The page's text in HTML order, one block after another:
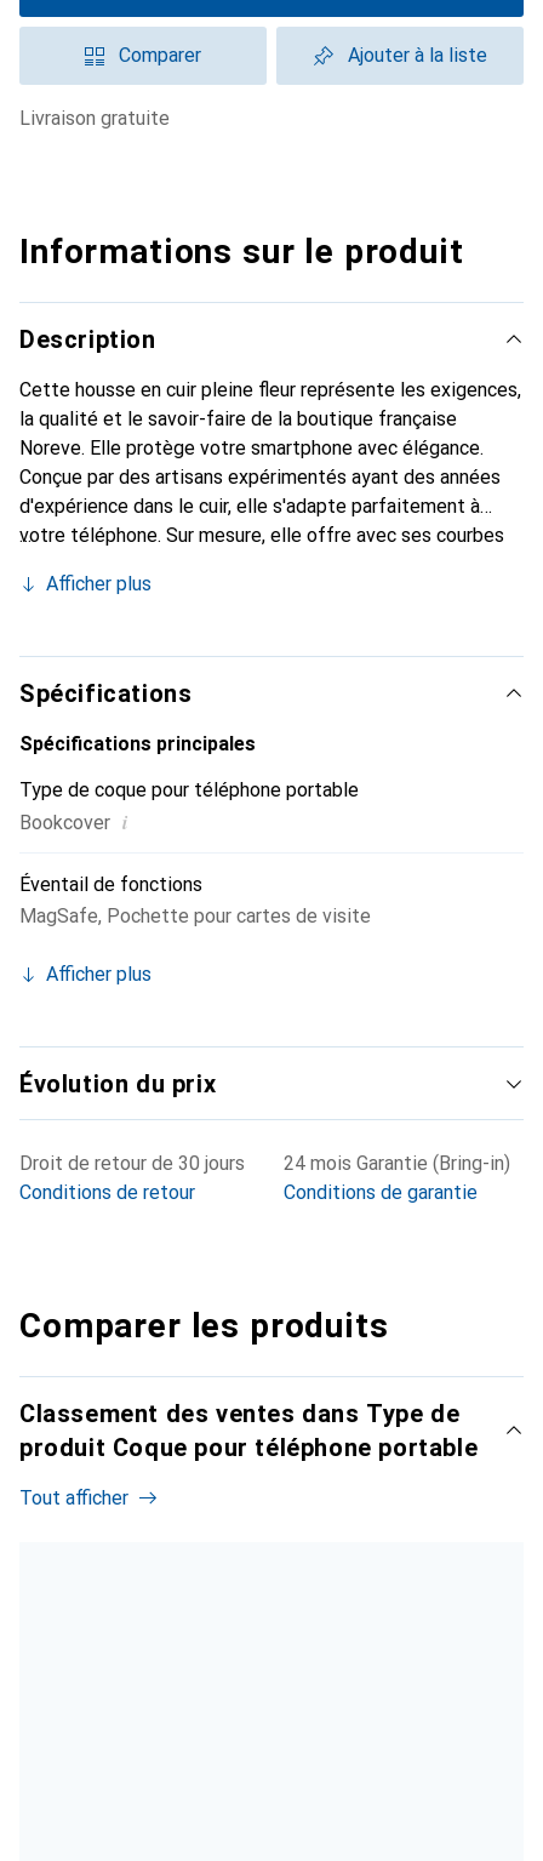
Comparer Ajouter à la liste
livraison gratuite
Informations sur le produit
Description
Cette housse en cuir pleine fleur représente les exigences,
la qualité et le savoir-faire de la boutique française
Noreve. Elle protège votre smartphone avec élégance.
Conçue par des artisans expérimentés ayant des années
d'expérience dans le cuir, elle s'adapte parfaitement à
votre téléphone. Sur mesure, elle offre avec ses courbes
accessoire chic et indispensable pour votre smartphone.
qualité, la marque Noreve est un choix fiable pour une
clientèle exigeante.
Afficher plus
Spécifications
Spécifications principales
Type de coque pour téléphone portable
Bookcover i
Éventail de fonctions
MagSafe, Pochette pour cartes de visite
Afficher plus
Évolution du prix
Droit de retour de 30 jours
Conditions de retour
24 mois Garantie (Bring-in)
Conditions de garantie
Comparer les produits
Classement des ventes dans Type de
produit Coque pour téléphone portable
Tout afficher